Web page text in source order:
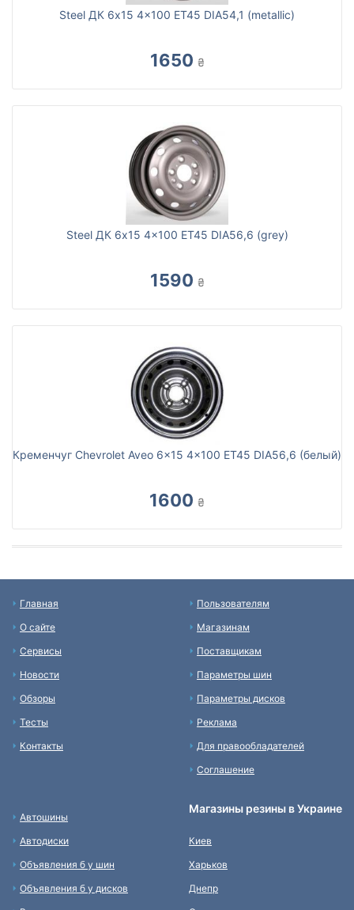
Steel ДК 6x15 4x100 ET45 DIA54,1 (metallic)
1650 ₴
Steel ДК 6x15 4x100 ET45 DIA56,6 (grey)
1590 ₴
Кременчуг Chevrolet Aveo 6x15 4x100 ET45 DIA56,6 (белый)
1600 ₴
Главная
О сайте
Сервисы
Новости
Обзоры
Тесты
Контакты
Пользователям
Магазинам
Поставщикам
Параметры шин
Параметры дисков
Реклама
Для правообладателей
Соглашение
Автошины
Автодиски
Объявления б у шин
Объявления б у дисков
Магазины резины в Украине
Киев
Харьков
Днепр